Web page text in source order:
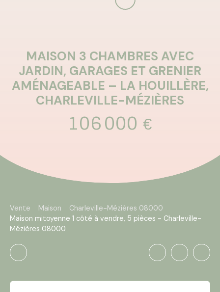
MAISON 3 CHAMBRES AVEC
JARDIN, GARAGES ET GRENIER
AMÉNAGEABLE – LA HOUILLÈRE,
CHARLEVILLE-MÉZIÈRES
106 000 €
Vente Maison
Charleville-Mézières 08000
Maison mitoyenne 1 côté à vendre, 5 pièces - Charleville-
Mézières 08000